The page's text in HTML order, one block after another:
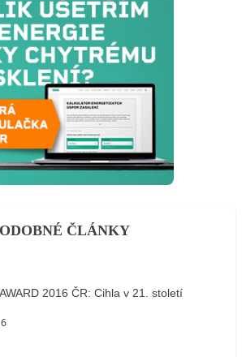
ČLÁNKY
2016 ČR: Cihla v 21. století